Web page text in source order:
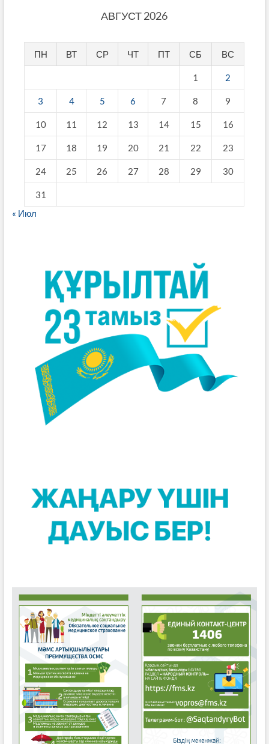
АВГУСТ 2026
ПН ВТ СР ЧТ ПТ СБ ВС
1 2
3 4 5 6 7 8 9
10 11 12 13 14 15 16
17 18 19 20 21 22 23
24 25 26 27 28 29 30
31
« Июл